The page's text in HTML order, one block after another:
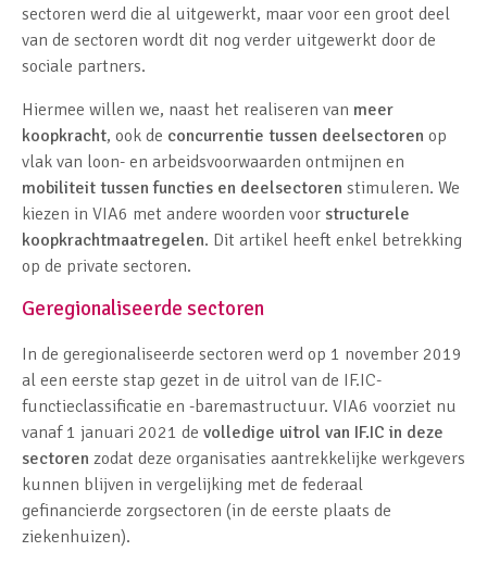
sectoren werd die al uitgewerkt, maar voor een groot deel
van de sectoren wordt dit nog verder uitgewerkt door de
sociale partners.
Hiermee willen we, naast het realiseren van meer
koopkracht, ook de concurrentie tussen deelsectoren op
vlak van loon- en arbeidsvoorwaarden ontmijnen en
mobiliteit tussen functies en deelsectoren stimuleren. We
kiezen in VIA6 met andere woorden voor structurele
koopkrachtmaatregelen. Dit artikel heeft enkel betrekking
op de private sectoren.
Geregionaliseerde sectoren
In de geregionaliseerde sectoren werd op 1 november 2019
al een eerste stap gezet in de uitrol van de IF.IC-
functieclassificatie en -baremastructuur. VIA6 voorziet nu
vanaf 1 januari 2021 de volledige uitrol van IF.IC in deze
sectoren zodat deze organisaties aantrekkelijke werkgevers
kunnen blijven in vergelijking met de federaal
gefinancierde zorgsectoren (in de eerste plaats de
ziekenhuizen).